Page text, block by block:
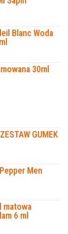
Blanc Woda
30ml
GUMEK
Men
matowa
6 ml